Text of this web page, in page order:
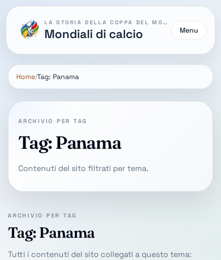
LA STORIA DELLA COPPA DEL MONDO
Mondiali di calcio Menu
Home Tag: Panama
ARCHIVIO PER TAG
Tag: Panama
Contenuti del sito filtrati per tema.
ARCHIVIO PER TAG
Tag: Panama
Tutti i contenuti del sito collegati a questo tema: